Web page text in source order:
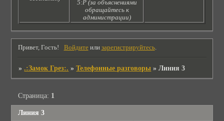
5:Р (за объяснениями
обращайтесь к
администрации)
Привет, Гость! Войдитеили зарегистрируйтесь.
».:Замок Грез:. »Телефонные разговоры »Линия 3
Линия 3
Страница: 1